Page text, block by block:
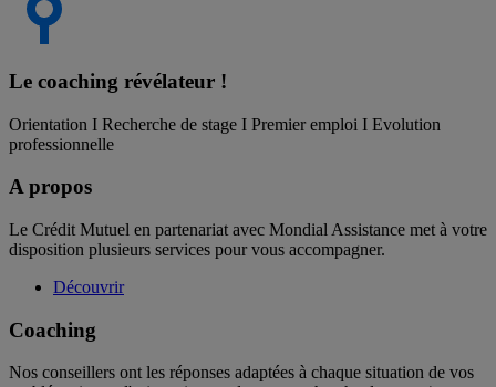
Le coaching révélateur !
Orientation I Recherche de stage I Premier emploi I Evolution
professionnelle
A propos
Le Crédit Mutuel en partenariat avec Mondial Assistance met à votre
disposition plusieurs services pour vous accompagner.
Découvrir
Coaching
Nos conseillers ont les réponses adaptées à chaque situation de vos